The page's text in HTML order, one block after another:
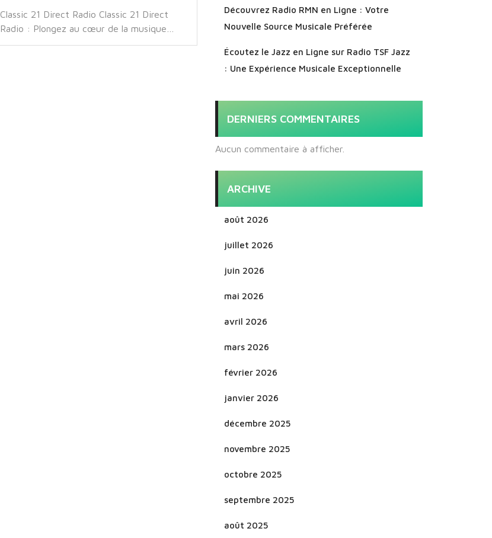
Classic 21 Direct Radio Classic 21 Direct
Radio : Plongez au cœur de la musique…
Découvrez Radio RMN en Ligne : Votre
Nouvelle Source Musicale Préférée
Écoutez le Jazz en Ligne sur Radio TSF Jazz
: Une Expérience Musicale Exceptionnelle
DERNIERS COMMENTAIRES
Aucun commentaire à afficher.
ARCHIVE
août 2026
juillet 2026
juin 2026
mai 2026
avril 2026
mars 2026
février 2026
janvier 2026
décembre 2025
novembre 2025
octobre 2025
septembre 2025
août 2025